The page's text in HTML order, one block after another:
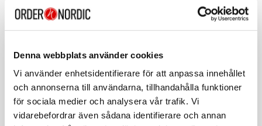
Denna webbplats använder cookies
Vi använder enhetsidentifierare för att anpassa innehållet
och annonserna till användarna, tillhandahålla funktioner
för sociala medier och analysera vår trafik. Vi
vidarebefordrar även sådana identifierare och annan
Specifikation
Beskrivning